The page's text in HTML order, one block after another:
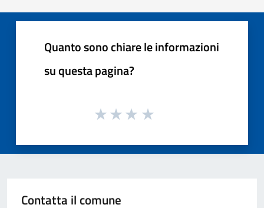
Quanto sono chiare le informazioni
su questa pagina?
Contatta il comune